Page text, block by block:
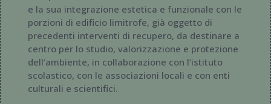
e la sua integrazione estetica e funzionale con le
porzioni di edificio limitrofe, già oggetto di
precedenti interventi di recupero, da destinare a
centro per lo studio, valorizzazione e protezione
dell’ambiente, in collaborazione con l’istituto
scolastico, con le associazioni locali e con enti
culturali e scientifici.